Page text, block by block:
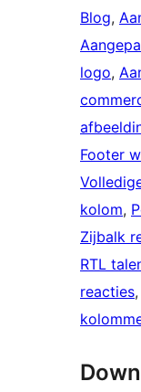
Blog,
logo,
Footer
kolom,
Zijbalk
RTL
reacties,